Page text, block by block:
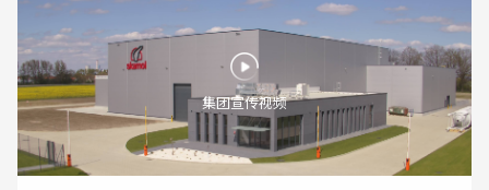
集团宣传视频